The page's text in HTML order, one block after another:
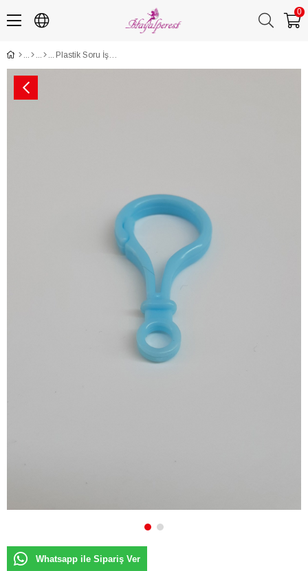
0
Plastik Soru İşareti Mavi Emzik Askısı
Whatsapp ile Sipariş Ver